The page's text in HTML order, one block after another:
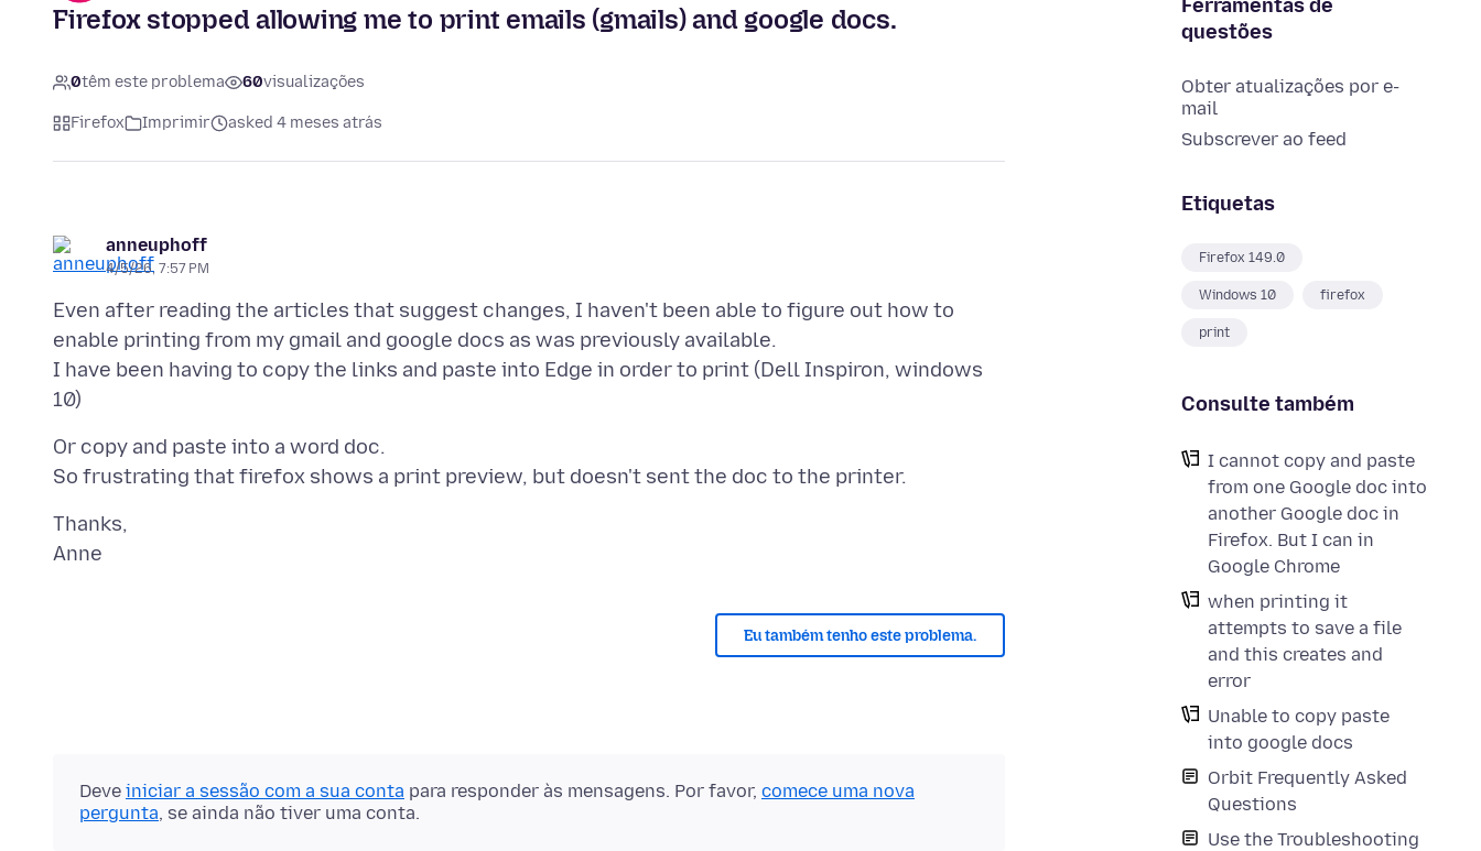
Ferramentas de
questões
Obter atualizações por e-
mail
Subscrever ao feed
Etiquetas
Firefox 149.0
Windows 10 firefox
print
Consulte também
I cannot copy and paste
from one Google doc into
another Google doc in
Firefox. But I can in
Google Chrome
when printing it
attempts to save a file
and this creates and
error
Unable to copy paste
into google docs
Orbit Frequently Asked
Questions
Use the Troubleshooting
Firefox stopped allowing me to print emails (gmails) and google docs.
0têm este problema 60visualizações
Firefox Imprimir asked 4 meses atrás
anneuphoff
4/5/26, 7:57 PM
Even after reading the articles that suggest changes, I haven't been able to figure out how to
enable printing from my gmail and google docs as was previously available.
I have been having to copy the links and paste into Edge in order to print (Dell Inspiron, windows
Or copy and paste into a word doc.
Thanks,
Eu também tenho este problema.
Deve iniciar a sessão com a sua conta para responder às mensagens. Por favor, comece uma nova
pergunta, se ainda não tiver uma conta.